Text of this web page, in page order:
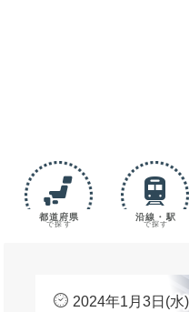
都道府県
で探す
沿線・駅
で探す
2024年1月3日(水